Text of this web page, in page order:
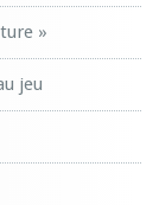
»
jeu